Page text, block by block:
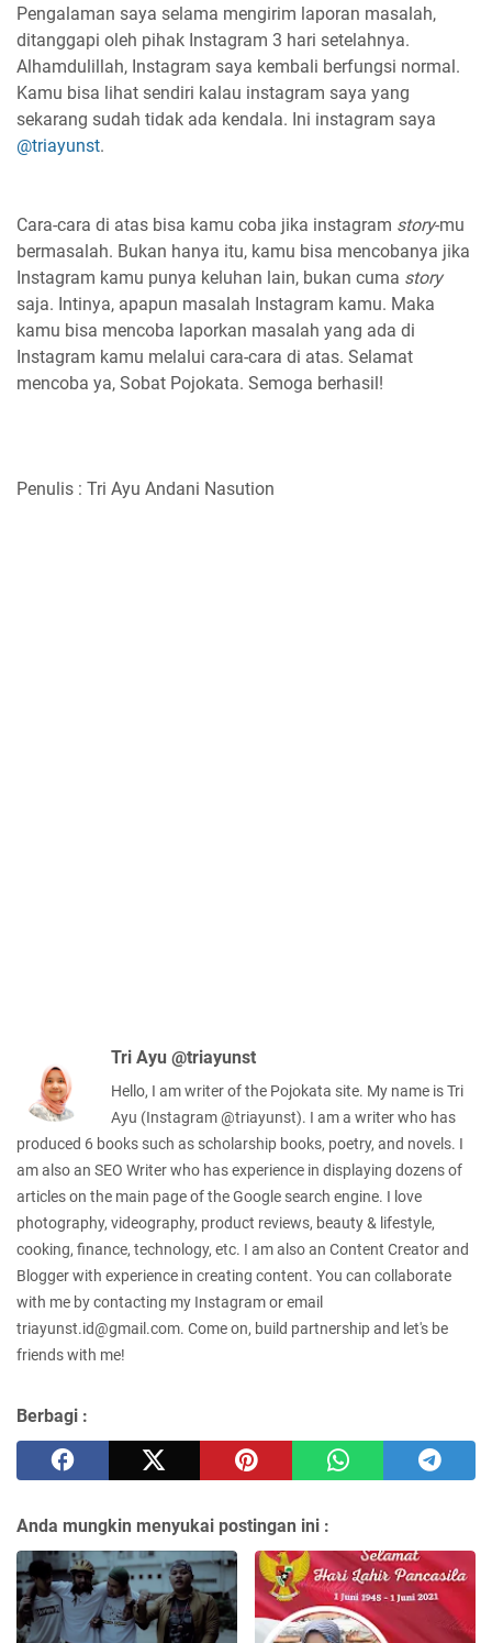
Pengalaman saya selama mengirim laporan masalah,
ditanggapi oleh pihak Instagram 3 hari setelahnya.
Alhamdulillah, Instagram saya kembali berfungsi normal.
Kamu bisa lihat sendiri kalau instagram saya yang
sekarang sudah tidak ada kendala. Ini instagram saya
@triayunst.
Cara-cara di atas bisa kamu coba jika instagram story-mu
bermasalah. Bukan hanya itu, kamu bisa mencobanya jika
Instagram kamu punya keluhan lain, bukan cuma story
saja. Intinya, apapun masalah Instagram kamu. Maka
kamu bisa mencoba laporkan masalah yang ada di
Instagram kamu melalui cara-cara di atas. Selamat
mencoba ya, Sobat Pojokata. Semoga berhasil!
Penulis : Tri Ayu Andani Nasution
Tri Ayu @triayunst
Hello, I am writer of the Pojokata site. My name is Tri
Ayu (Instagram @triayunst). I am a writer who has
produced 6 books such as scholarship books, poetry, and novels. I
am also an SEO Writer who has experience in displaying dozens of
articles on the main page of the Google search engine. I love
photography, videography, product reviews, beauty & lifestyle,
cooking, finance, technology, etc. I am also an Content Creator and
Blogger with experience in creating content. You can collaborate
with me by contacting my Instagram or email
triayunst.id@gmail.com. Come on, build partnership and let's be
friends with me!
Berbagi :
Anda mungkin menyukai postingan ini :